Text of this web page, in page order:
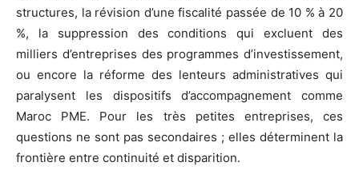
structures, la révision d’une fiscalité passée de 10 % à 20
%, la suppression des conditions qui excluent des
milliers d’entreprises des programmes d’investissement,
ou encore la réforme des lenteurs administratives qui
paralysent les dispositifs d’accompagnement comme
Maroc PME. Pour les très petites entreprises, ces
questions ne sont pas secondaires ; elles déterminent la
frontière entre continuité et disparition.